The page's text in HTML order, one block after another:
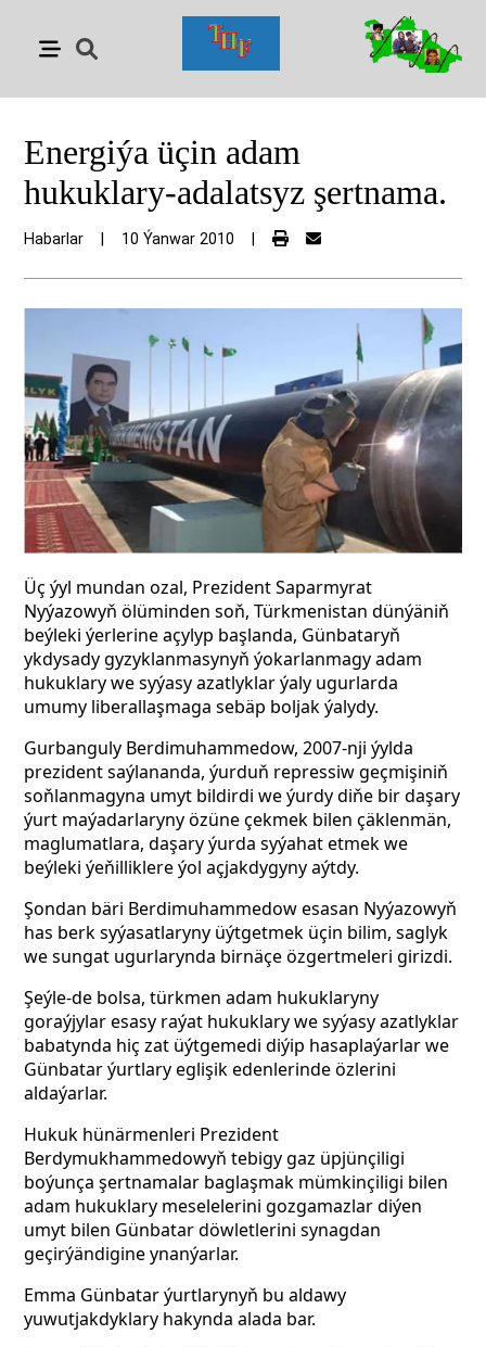
Energiýa üçin adam
hukuklary-adalatsyz şertnama.
Habarlar 10 Ýanwar 2010
Üç ýyl mundan ozal, Prezident Saparmyrat
Nyýazowyň ölüminden soň, Türkmenistan dünýäniň
beýleki ýerlerine açylyp başlanda, Günbataryň
ykdysady gyzyklanmasynyň ýokarlanmagy adam
hukuklary we syýasy azatlyklar ýaly ugurlarda
umumy liberallaşmaga sebäp boljak ýalydy.
Gurbanguly Berdimuhammedow, 2007-nji ýylda
prezident saýlananda, ýurduň repressiw geçmişiniň
soňlanmagyna umyt bildirdi we ýurdy diňe bir daşary
ýurt maýadarlaryny özüne çekmek bilen çäklenmän,
maglumatlara, daşary ýurda syýahat etmek we
beýleki ýeňilliklere ýol açjakdygyny aýtdy.
Şondan bäri Berdimuhammedow esasan Nyýazowyň
has berk syýasatlaryny üýtgetmek üçin bilim, saglyk
we sungat ugurlarynda birnäçe özgertmeleri girizdi.
Şeýle-de bolsa, türkmen adam hukuklaryny
goraýjylar esasy raýat hukuklary we syýasy azatlyklar
babatynda hiç zat üýtgemedi diýip hasaplaýarlar we
Günbatar ýurtlary eglişik edenlerinde özlerini
aldaýarlar.
Hukuk hünärmenleri Prezident
Berdymukhammedowyň tebigy gaz üpjünçiligi
boýunça şertnamalar baglaşmak mümkinçiligi bilen
adam hukuklary meselelerini gozgamazlar diýen
umyt bilen Günbatar döwletlerini synagdan
geçirýändigine ynanýarlar.
Emma Günbatar ýurtlarynyň bu aldawy
yuwutjakdyklary hakynda alada bar.